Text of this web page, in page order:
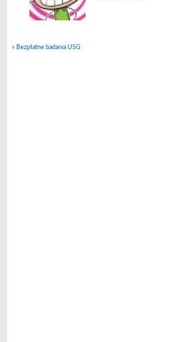
« Bezpłatne badania USG